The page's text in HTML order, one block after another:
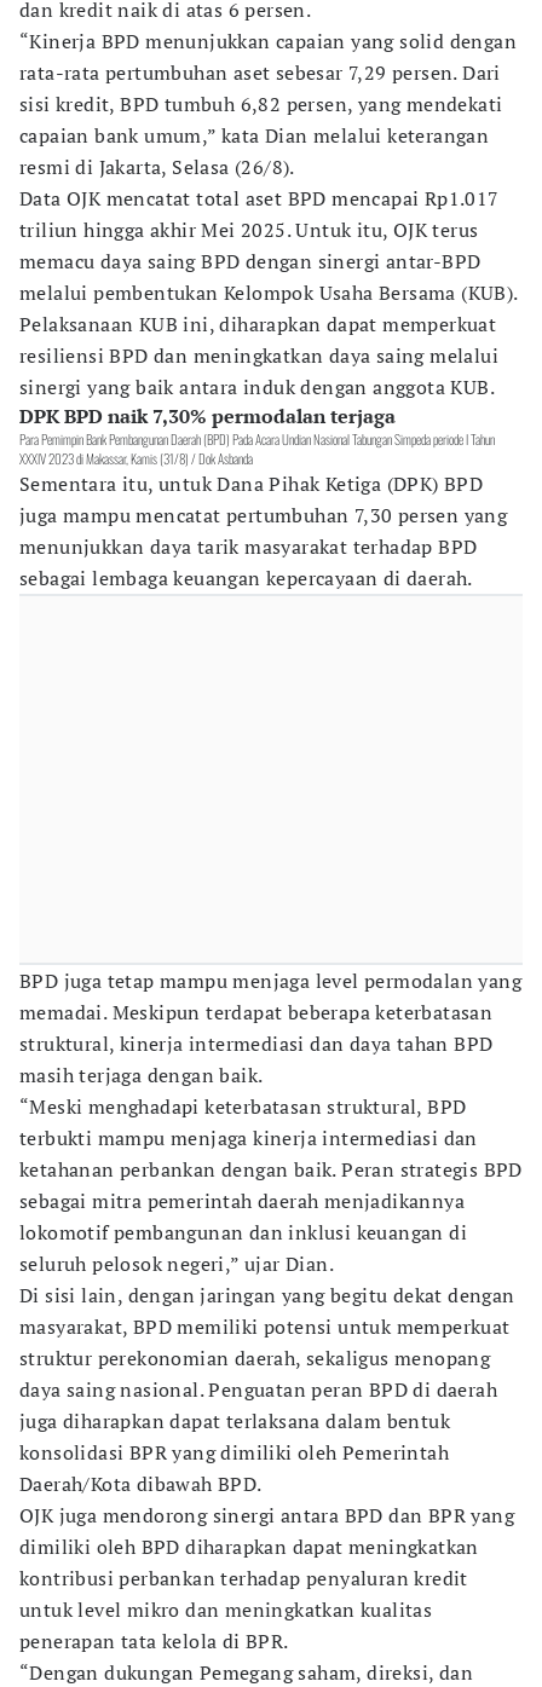
dan kredit naik di atas 6 persen.
“Kinerja BPD menunjukkan capaian yang solid dengan
rata-rata pertumbuhan aset sebesar 7,29 persen. Dari
sisi kredit, BPD tumbuh 6,82 persen, yang mendekati
capaian bank umum,” kata Dian melalui keterangan
resmi di Jakarta, Selasa (26/8).
Data OJK mencatat total aset BPD mencapai Rp1.017
triliun hingga akhir Mei 2025. Untuk itu, OJK terus
memacu daya saing BPD dengan sinergi antar-BPD
melalui pembentukan Kelompok Usaha Bersama (KUB).
Pelaksanaan KUB ini, diharapkan dapat memperkuat
resiliensi BPD dan meningkatkan daya saing melalui
sinergi yang baik antara induk dengan anggota KUB.
DPK BPD naik 7,30% permodalan terjaga
Para Pemimpin Bank Pembangunan Daerah (BPD) Pada Acara Undian Nasional Tabungan Simpeda periode I Tahun
XXXIV 2023 di Makassar, Kamis (31/8) / Dok Asbanda
Sementara itu, untuk Dana Pihak Ketiga (DPK) BPD
juga mampu mencatat pertumbuhan 7,30 persen yang
menunjukkan daya tarik masyarakat terhadap BPD
sebagai lembaga keuangan kepercayaan di daerah.
BPD juga tetap mampu menjaga level permodalan yang
memadai. Meskipun terdapat beberapa keterbatasan
struktural, kinerja intermediasi dan daya tahan BPD
masih terjaga dengan baik.
“Meski menghadapi keterbatasan struktural, BPD
terbukti mampu menjaga kinerja intermediasi dan
ketahanan perbankan dengan baik. Peran strategis BPD
sebagai mitra pemerintah daerah menjadikannya
lokomotif pembangunan dan inklusi keuangan di
seluruh pelosok negeri,” ujar Dian.
Di sisi lain, dengan jaringan yang begitu dekat dengan
masyarakat, BPD memiliki potensi untuk memperkuat
struktur perekonomian daerah, sekaligus menopang
daya saing nasional. Penguatan peran BPD di daerah
juga diharapkan dapat terlaksana dalam bentuk
konsolidasi BPR yang dimiliki oleh Pemerintah
Daerah/Kota dibawah BPD.
OJK juga mendorong sinergi antara BPD dan BPR yang
dimiliki oleh BPD diharapkan dapat meningkatkan
kontribusi perbankan terhadap penyaluran kredit
untuk level mikro dan meningkatkan kualitas
penerapan tata kelola di BPR.
“Dengan dukungan Pemegang saham, direksi, dan